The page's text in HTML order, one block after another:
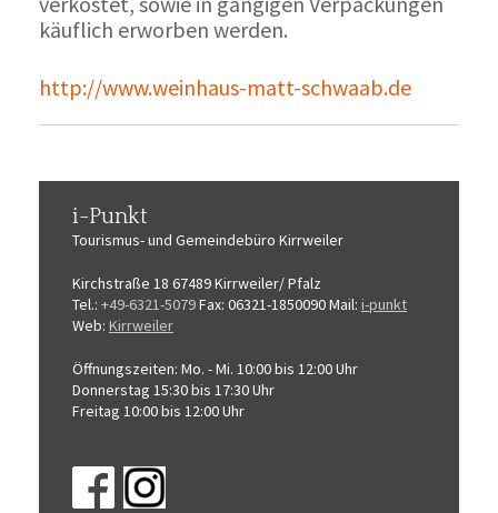
käuflich erworben werden.
http://www.weinhaus-matt-schwaab.de
i-Punkt
Tourismus-und Gemeindebüro Kirrweiler
Kirchstraße 18 67489 Kirrweiler/ Pfalz
Tel.: +49-6321-5079Fax: 06321-1850090Mail: i-punkt
Web: Kirrweiler
Öffnungszeiten: Mo. - Mi. 10:00 bis 12:00 Uhr
Donnerstag 15:30 bis 17:30 Uhr
Freitag 10:00 bis 12:00 Uhr